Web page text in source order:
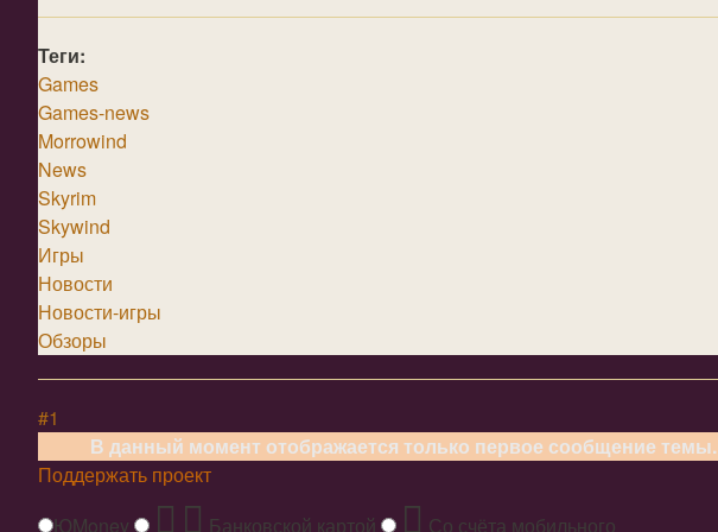
Теги:
Games
Games-news
Morrowind
News
Skyrim
Skywind
Игры
Новости
Новости-игры
Обзоры
#1
В данный момент отображается только первое сообщение темы.
Поддержать проект
ЮMoney
Банковской картой Со счёта мобильного